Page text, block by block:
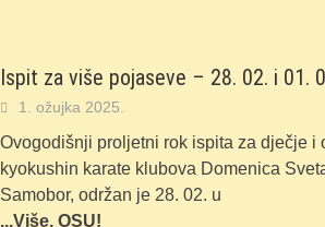
Ispit za više pojaseve – 28. 02. i 01.
1. ožujka 2025.
Ovogodišnji proljetni rok ispita za dječje i
kyokushin karate klubova Domenica
Samobor, održan je 28. 02. u
...Više, OSU!